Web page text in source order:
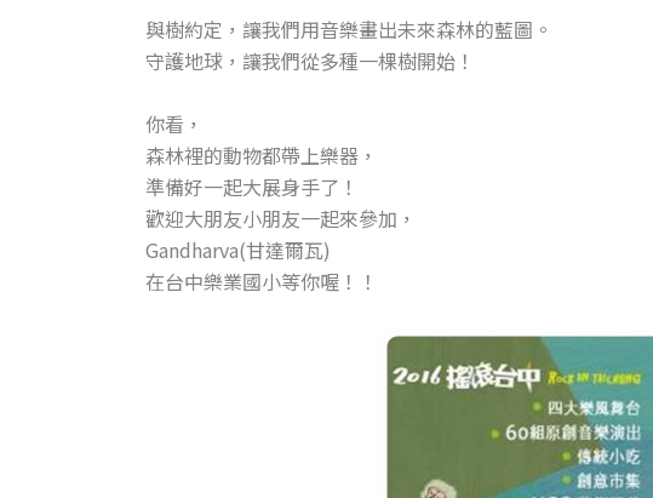
與樹約定，讓我們用音樂畫出未來森林的藍圖。
守護地球，讓我們從多種一棵樹開始！
你看，
森林裡的動物都帶上樂器，
準備好一起大展身手了！
歡迎大朋友小朋友一起來參加，
Gandharva(甘達爾瓦)
在台中樂業國小等你喔！！